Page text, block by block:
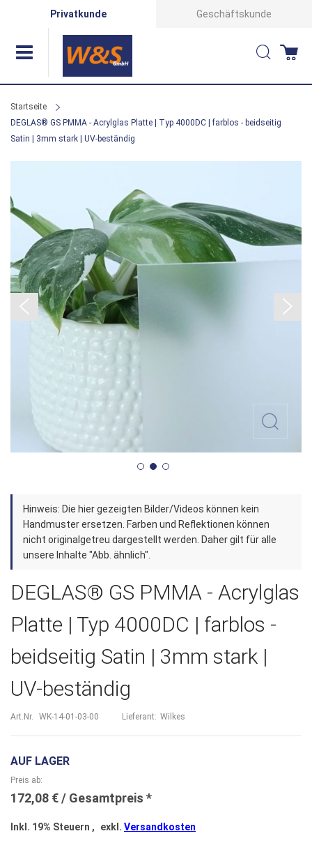
Privatkunde Geschäftskunde
Suche
Startseite
DEGLAS® GS PMMA - Acrylglas Platte | Typ 4000DC | farblos - beidseitig
Satin | 3mm stark | UV-beständig
Ende
der
Bildergalerie
springen
Zum
Anfang
der
Bildergalerie
Hinweis: Die hier gezeigten Bilder/Videos können kein
Handmuster ersetzen. Farben und Reflektionen können
nicht originalgetreu dargestellt werden. Daher gilt für alle
unsere Inhalte "Abb. ähnlich".
DEGLAS® GS PMMA - Acrylglas
Platte | Typ 4000DC | farblos -
beidseitig Satin | 3mm stark |
UV-beständig
Art.Nr. WK-14-01-03-00 Lieferant: Wilkes
AUF LAGER
Preis ab
172,08 €
Inkl. 19% Steuern , exkl. Versandkosten